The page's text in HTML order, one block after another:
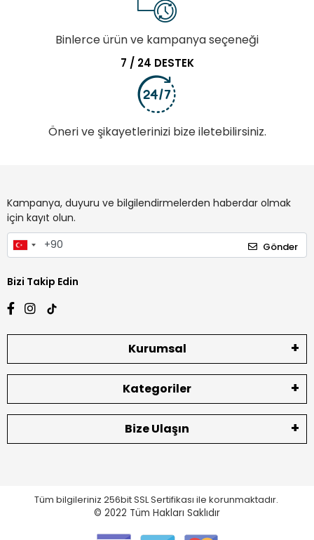
Binlerce ürün ve kampanya seçeneği
7 / 24 DESTEK
Öneri ve şikayetlerinizi bize iletebilirsiniz.
Kampanya, duyuru ve bilgilendirmelerden haberdar olmak
için kayıt olun.
Gönder
Bizi Takip Edin
Kurumsal
Kategoriler
Bize Ulaşın
Tüm bilgileriniz 256bit SSL Sertifikası ile korunmaktadır.
© 2022 Tüm Hakları Saklıdır